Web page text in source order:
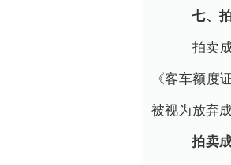
七、拍
拍卖成
《客车额度
被视为放弃
拍卖成